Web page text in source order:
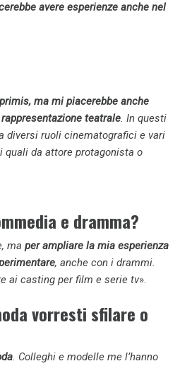
avere esperienze anche nel
ma mi piacerebbe anche
teatrale. In questi
diversi ruoli cinematografici e vari
da attore protagonista o
e dramma?
ma per ampliare la mia esperienza
, anche con i drammi.
ai casting per film e serie tv».
vorresti sfilare o
. Colleghi e modelle me l’hanno